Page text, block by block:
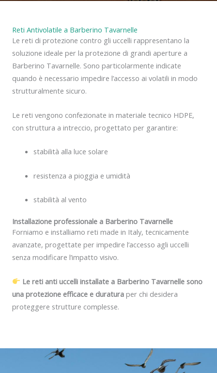
Reti Antivolatile a Barberino Tavarnelle
Le reti di protezione contro gli uccelli rappresentano la
soluzione ideale per la protezione di grandi aperture a
Barberino Tavarnelle. Sono particolarmente indicate
quando è necessario impedire l’accesso ai volatili in modo
strutturalmente sicuro.
Le reti vengono confezionate in materiale tecnico HDPE,
con struttura a intreccio, progettato per garantire:
stabilità alla luce solare
resistenza a pioggia e umidità
stabilità al vento
Installazione professionale a Barberino Tavarnelle
Forniamo e installiamo reti made in Italy, tecnicamente
avanzate, progettate per impedire l’accesso agli uccelli
senza modificare l’impatto visivo.
Le reti anti uccelli installate a Barberino Tavarnelle sono
una protezione efficace e duratura per chi desidera
proteggere strutture complesse.